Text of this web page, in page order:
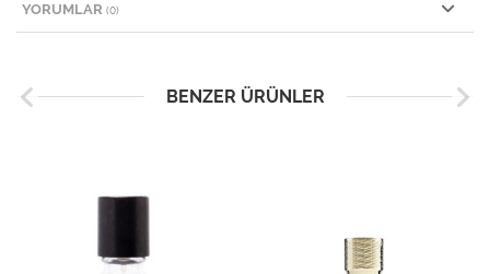
YORUMLAR (0)
BENZER ÜRÜNLER